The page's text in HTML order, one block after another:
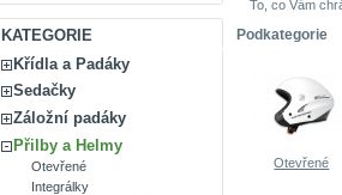
KATEGORIE
Křídla a Padáky
Sedačky
Záložní padáky
Přilby a Helmy
Otevřené
Integrálky
To, co Vám
Podkategorie
Otevřené